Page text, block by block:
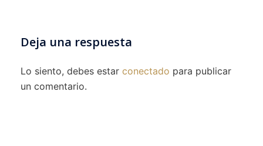
Deja una respuesta
Lo siento, debes estar conectado para publicar
un comentario.